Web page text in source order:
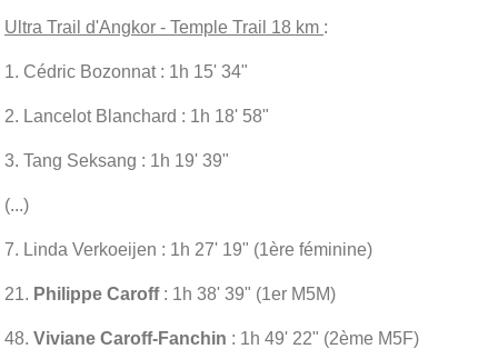
Ultra Trail d'Angkor - Temple Trail 18 km :
1. Cédric Bozonnat : 1h 15' 34"
2. Lancelot Blanchard : 1h 18' 58"
3. Tang Seksang : 1h 19' 39"
(...)
7. Linda Verkoeijen : 1h 27' 19" (1ère féminine)
21. Philippe Caroff: 1h 38' 39" (1er M5M)
48. Viviane Caroff-Fanchin : 1h 49' 22" (2ème M5F)